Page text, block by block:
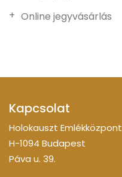
Online jegyvásárlás
Kapcsolat
Holokauszt Emlékközpont
H-1094 Budapest
Páva u. 39.